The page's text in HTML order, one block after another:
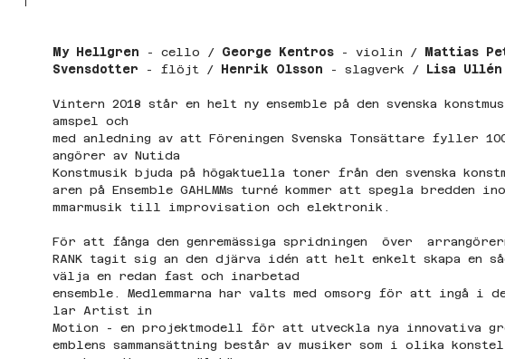
My Hellgren - cello / George Kentros - violin / Mattias
Svensdotter - flöjt / Henrik Olsson - slagverk / Lisa Ullén
Vintern 2018 står en helt ny ensemble på den svenska
amspel och
med anledning av att Föreningen Svenska Tonsättare fyller
angörer av Nutida
Konstmusik bjuda på högaktuella toner från den svenska
aren på Ensemble GAHLMMs turné kommer att spegla bredden
mmarmusik till improvisation och elektronik.
För att fånga den genremässiga spridningen  över
RANK tagit sig an den djärva idén att helt enkelt skapa en
välja en redan fast och inarbetad
ensemble. Medlemmarna har valts med omsorg för att ingå i
lar Artist in
Motion - en projektmodell för att utveckla nya innovativa
emblens sammansättning består av musiker som i olika